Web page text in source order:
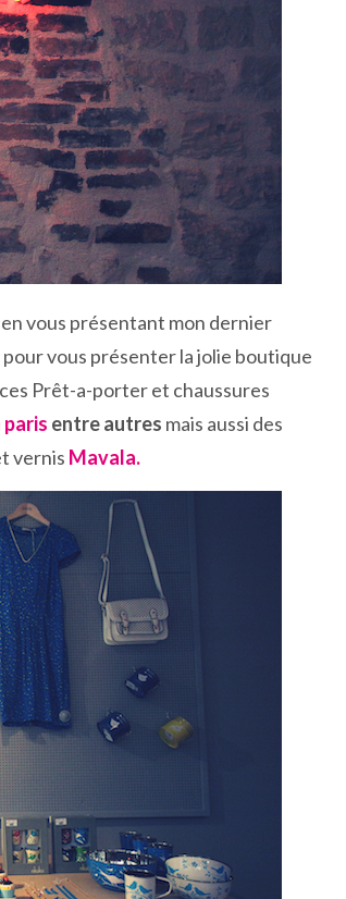
vous présentant mon dernier
vous présenter la jolie boutique
Prêt-a-porter et chaussures
paris entre autres mais aussi des
vernis Mavala.